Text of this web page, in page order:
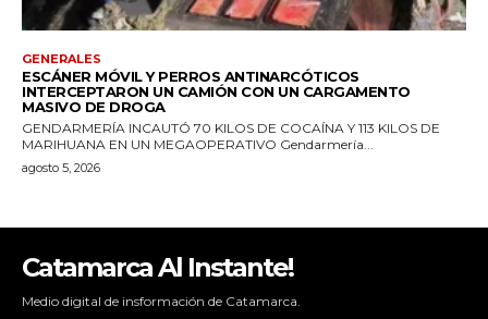
Catamarca Al Instante!
Medio digital de insformación de Catamarca.